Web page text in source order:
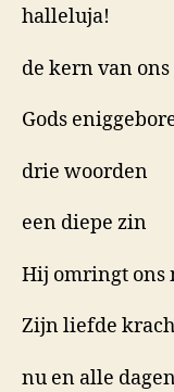
halleluja!
de kern van ons
Gods
drie woorden
een diepe zin
Hij omringt ons
Zijn liefde
nu en alle